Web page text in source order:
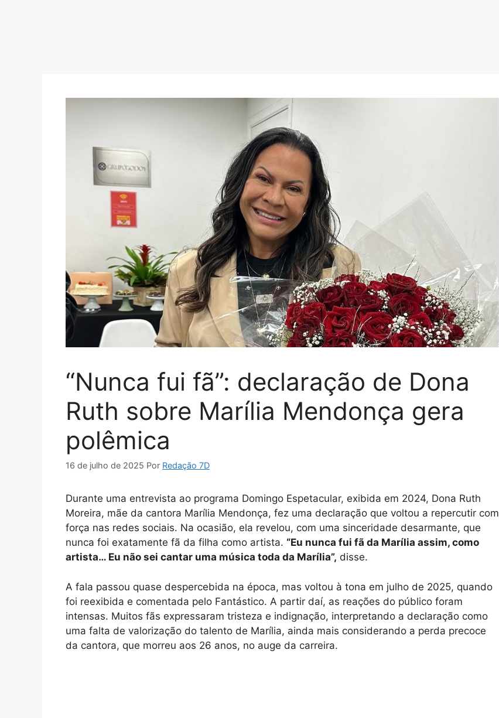
“Nunca fui fã”: declaração de Dona
Ruth sobre Marília Mendonça gera
polêmica
16 de julho de 2025 Por Redação 7D
Durante uma entrevista ao programa Domingo Espetacular, exibida em 2024, Dona Ruth
Moreira, mãe da cantora Marília Mendonça, fez uma declaração que voltou a repercutir com
força nas redes sociais. Na ocasião, ela revelou, com uma sinceridade desarmante, que
nunca foi exatamente fã da filha como artista. “Eu nunca fui fã da Marília assim, como
artista… Eu não sei cantar uma música toda da Marília”, disse.
A fala passou quase despercebida na época, mas voltou à tona em julho de 2025, quando
foi reexibida e comentada pelo Fantástico. A partir daí, as reações do público foram
intensas. Muitos fãs expressaram tristeza e indignação, interpretando a declaração como
uma falta de valorização do talento de Marília, ainda mais considerando a perda precoce
da cantora, que morreu aos 26 anos, no auge da carreira.